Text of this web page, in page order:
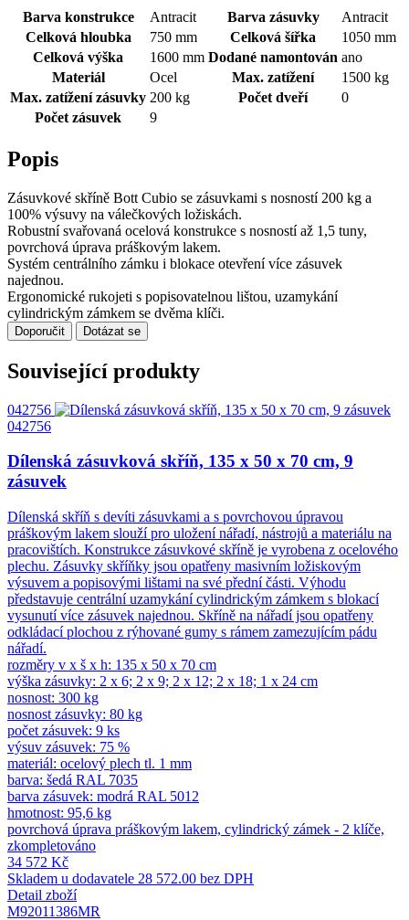
Barva konstrukce Antracit Barva zásuvky
Antracit
Celková hloubka
750 mm Celková šířka
1050 mm
Celková výška
1600 mm Dodané namontován ano
Materiál
Ocel Max. zatížení
1500 kg
Max. zatížení zásuvky 200 kg Počet dveří
0
Počet zásuvek
9
Popis
Zásuvkové skříně Bott Cubio se zásuvkami s nosností 200 kg a
100% výsuvy na válečkových ložiskách.
Robustní svařovaná ocelová konstrukce s nosností až 1,5 tuny,
povrchová úprava práškovým lakem.
Systém centrálního zámku i blokace otevření více zásuvek
najednou.
Ergonomické rukojeti s popisovatelnou lištou, uzamykání
cylindrickým zámkem se dvěma klíči.
Doporučit Dotázat se
Související produkty
042756
042756
Dílenská zásuvková skříň, 135 x 50 x 70 cm, 9
zásuvek
Dílenská skříň s devíti zásuvkami a s povrchovou úpravou
práškovým lakem slouží pro uložení nářadí, nástrojů a materiálu na
pracovištích. Konstrukce zásuvkové skříně je vyrobena z ocelového
plechu. Zásuvky skříňky jsou opatřeny masivním ložiskovým
výsuvem a popisovými lištami na své přední části. Výhodu
představuje centrální uzamykání cylindrickým zámkem s blokací
vysunutí více zásuvek najednou. Skříně na nářadí jsou opatřeny
odkládací plochou z rýhované gumy s rámem zamezujícím pádu
nářadí.
rozměry v x š x h: 135 x 50 x 70 cm
výška zásuvky: 2 x 6; 2 x 9; 2 x 12; 2 x 18; 1 x 24 cm
nosnost: 300 kg
nosnost zásuvky: 80 kg
počet zásuvek: 9 ks
výsuv zásuvek: 75 %
materiál: ocelový plech tl. 1 mm
barva: šedá RAL 7035
barva zásuvek: modrá RAL 5012
hmotnost: 95,6 kg
povrchová úprava práškovým lakem, cylindrický zámek - 2 klíče,
zkompletováno
34 572 Kč
Skladem u dodavatele 28 572.00 bez DPH
Detail zboží
M92011386MR